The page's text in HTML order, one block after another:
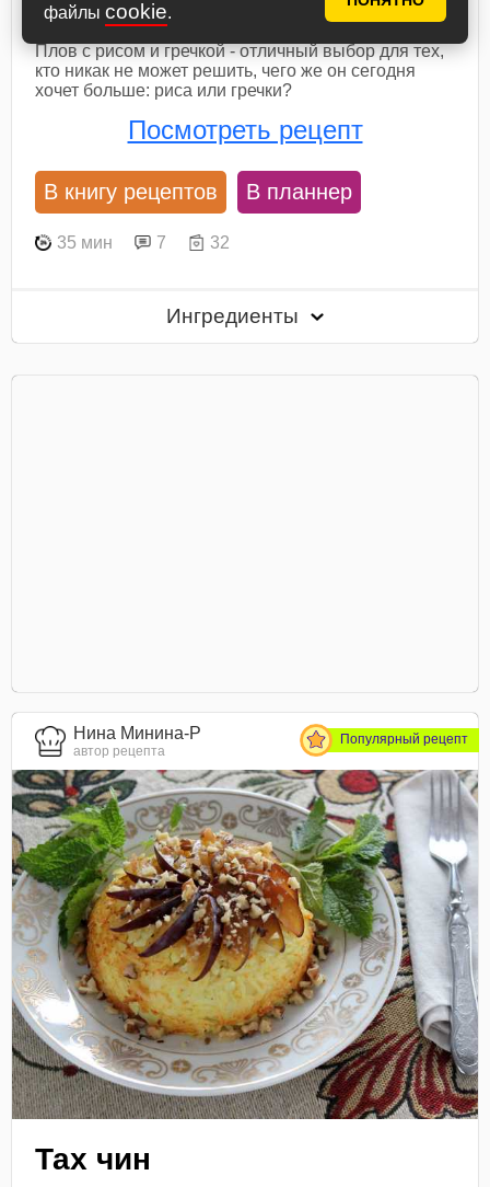
файлы cookie.
Плов с рисом и гречкой
Плов с рисом и гречкой - отличный выбор для тех,
кто никак не может решить, чего же он сегодня
хочет больше: риса или гречки?
Посмотреть рецепт
В книгу рецептов В планнер
35 мин 7 32
Ингредиенты
Нина Минина-Р
автор рецепта
Популярный рецепт
Тах чин